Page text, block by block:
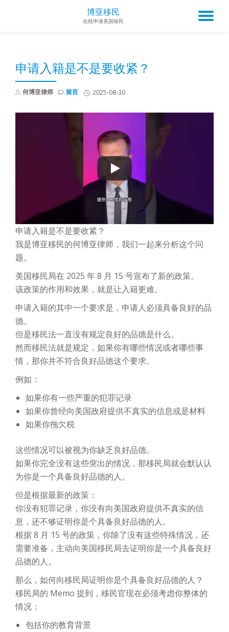
博亚移民
在线申请美国移民
申请入籍是不是要收紧？
何博亚律师 2025-08-30
留言
申请入籍是不是要收紧？
我是博亚移民的何博亚律师，我们一起来分析这个问
题。
美国移民局在 2025 年 8 月 15 号宣布了新的政策。
该政策的作用和效果，就是让入籍更难。
申请入籍的其中一个要求是，申请人必须具备良好的品
德。
但是移民法一直没有规定良好的品德是什么。
然而移民法就是规定，如果你有哪些情况或者哪些事
情，那你并不符合良好品德这个要求。
例如：
如果你有一些严重的犯罪记录
如果你曾经向美国政府提供不真实的信息或是材料
如果你拖欠税
这些情况可以被视为你缺乏良好品德。
如果你完全没有这些突出的情况，那移民局就会默认认
为你是一个具备良好品德的人。
但是根据最新的政策：
你没有犯罪记录，你没有向美国政府提供不真实的信
息，还不够证明你是个具备良好品德的人。
根据 8 月 15 号的政策，你除了没有这些特殊情况，还
需要准备，主动向美国移民局去证明你是一个具备良好
品德的人。
那么，如何向移民局证明你是个具备良好品德的人？
移民局的 Memo 提到，移民官现在必须考虑你整体的
情况：
包括你的教育背景